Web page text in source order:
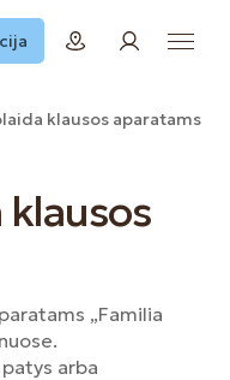
klausos aparatams
„Familia
arba